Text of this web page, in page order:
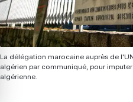
La délégation marocaine auprès de
algérien par communiqué, pour
algérienne.